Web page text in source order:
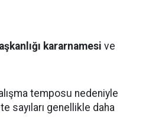
kararnamesi ve
temposu nedeniyle
sayıları genellikle daha